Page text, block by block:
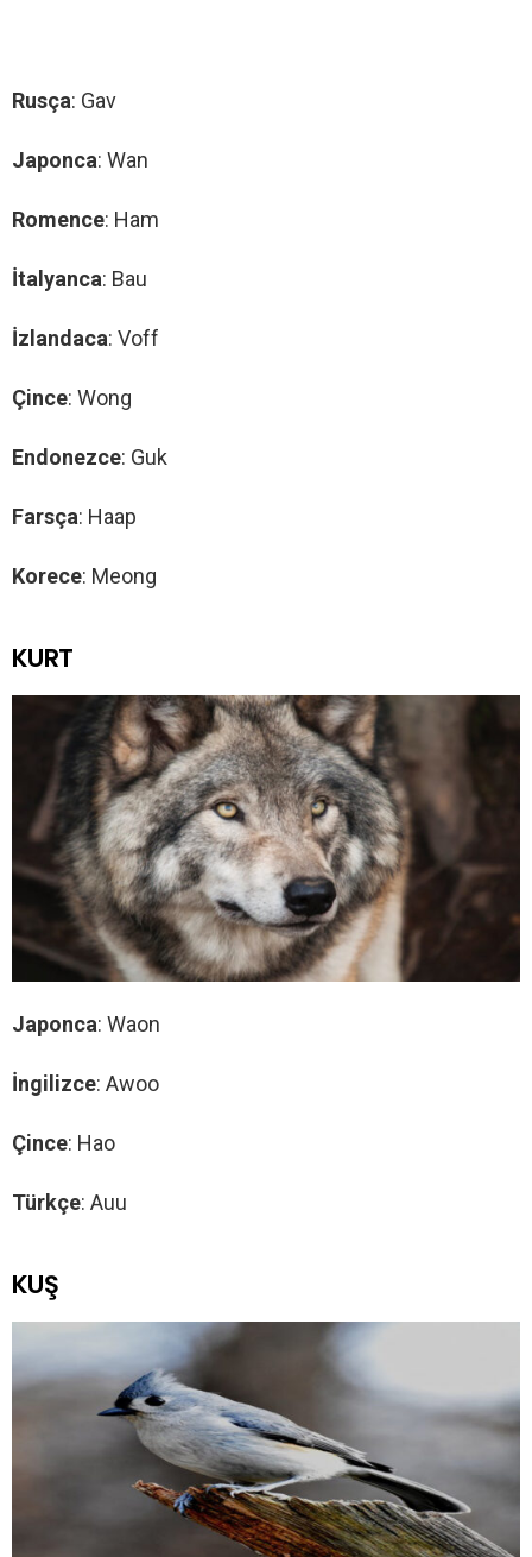
Rusça: Gav
Japonca: Wan
Romence: Ham
İtalyanca: Bau
İzlandaca: Voff
Çince: Wong
Endonezce: Guk
Farsça: Haap
Korece: Meong
KURT
Japonca: Waon
İngilizce: Awoo
Çince: Hao
Türkçe: Auu
KUŞ